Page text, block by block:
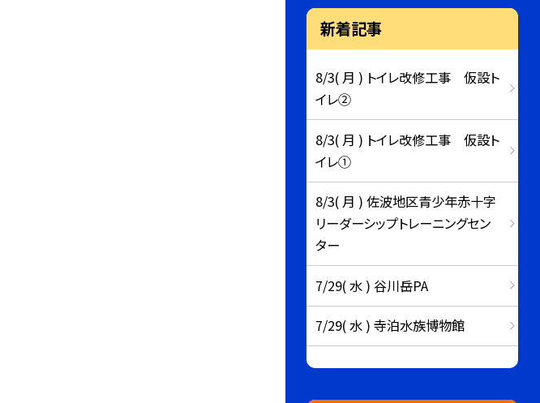
新着記事
8/3( 月 ) トイレ改修工事 仮設ト
イレ②
8/3( 月 ) トイレ改修工事 仮設ト
イレ①
8/3( 月 ) 佐波地区青少年赤十字
リーダーシップトレーニングセン
ター
7/29( 水 ) 谷川岳PA
7/29( 水 ) 寺泊水族博物館